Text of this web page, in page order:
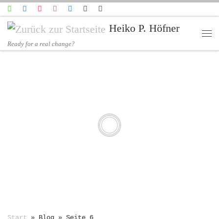
Zum Inhalt springen
Heiko P. Höfner
Ready for a real change?
Gesundheit